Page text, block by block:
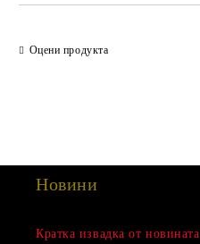
Оцени продукта
Новини
Кратка извадка от новината